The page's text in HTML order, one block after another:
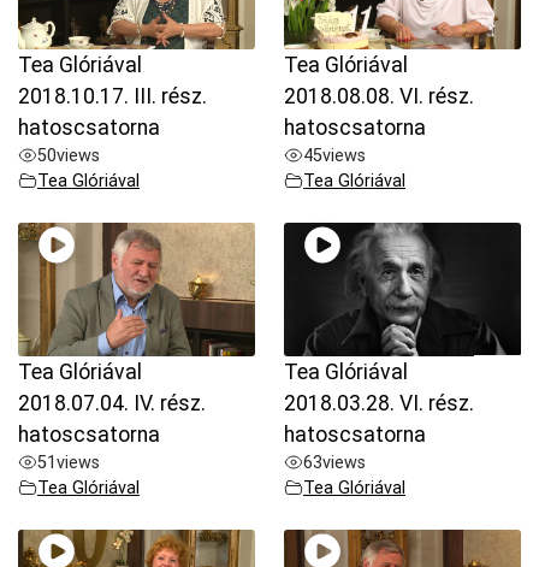
Tea Glóriával
2018.10.17. III. rész.
hatoscsatorna
50views
Tea Glóriával
Tea Glóriával
2018.08.08. VI. rész.
hatoscsatorna
45views
Tea Glóriával
Tea Glóriával
2018.07.04. IV. rész.
hatoscsatorna
51views
Tea Glóriával
Tea Glóriával
2018.03.28. VI. rész.
hatoscsatorna
63views
Tea Glóriával